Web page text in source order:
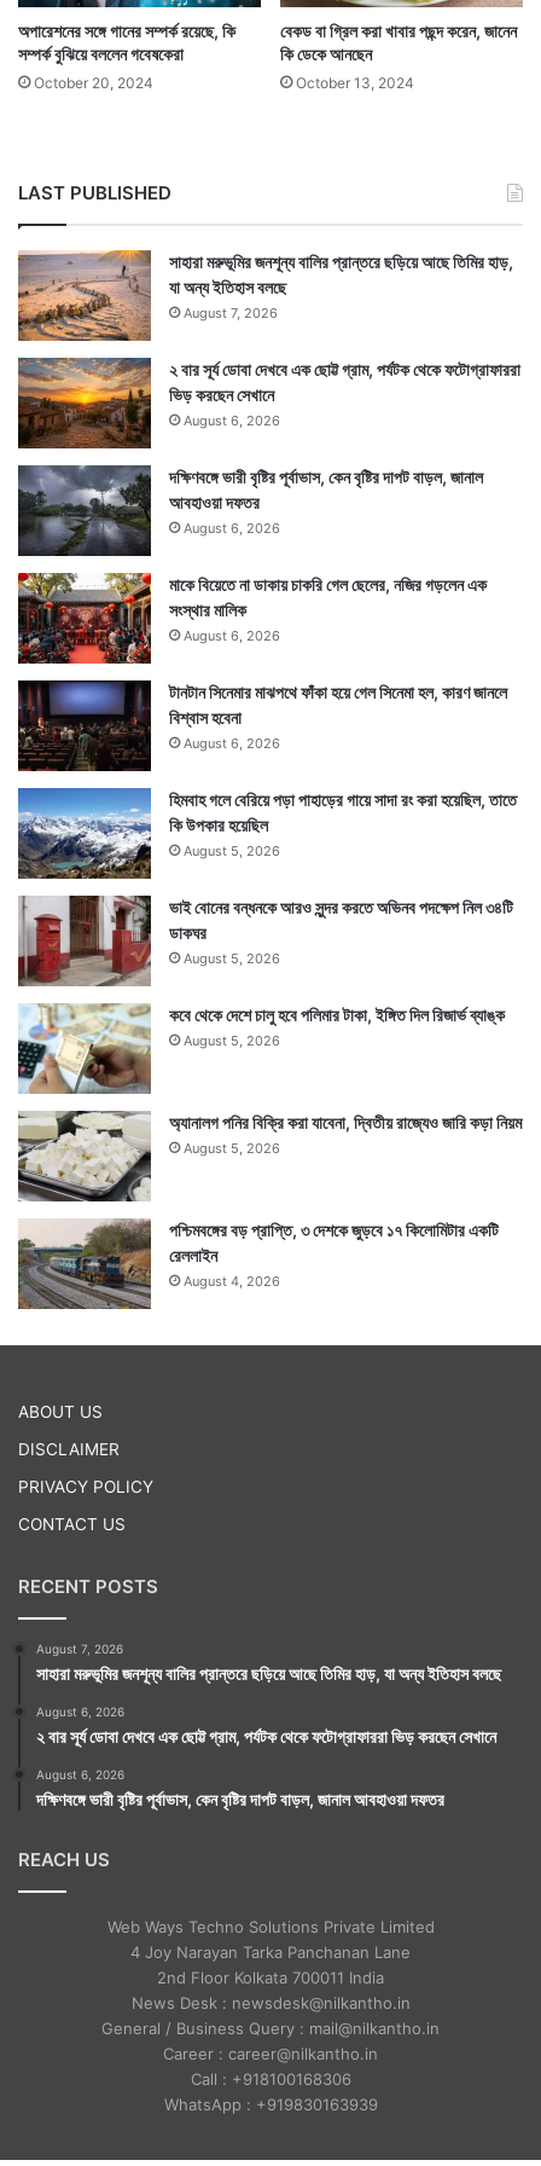
আবার সকালে ঘুম থেকে উঠে অল্প গরম জলে পাতিলেবুর রস নিংড়ে
খেলে তা রাত জুড়ে শরীরে তৈরি হওয়া টক্সিন ধুয়ে ফেলে। শরীরকে
তাজা করে। দিনের একটা সুন্দর প্রারম্ভ দেয়। লেবুর গন্ধও মন
ভাল করে দেয়। আবার ত্বকের জন্যও লেবুর রস দারুণ উপকারি।
পাতিলেবুর খোসার রস থেকে তৈরি হয় লেমন এসেনশিয়াল অয়েল।
এই উপাদান পা থেকে মাথা পর্যন্ত শরীরকে ঝলমলে করে তুলতে
দারুণ কার্যকরি ভূমিকা পালন করে।
আবার ৭০ শতাংশ অ্যালকোহলের সঙ্গে এই লেমন এসেনশিয়াল
অপারেশনের সঙ্গে গানের সম্পর্ক রয়েছে, কি
সম্পর্ক বুঝিয়ে বললেন গবেষকেরা
October 20, 2024
বেকড বা গ্রিল করা খাবার পছন্দ করেন, জানেন
কি ডেকে আনছেন
October 13, 2024
LAST PUBLISHED
সাহারা মরুভূমির জনশূন্য বালির প্রান্তরে ছড়িয়ে আছে তিমির হাড়,
যা অন্য ইতিহাস বলছে
August 7, 2026
২ বার সূর্য ডোবা দেখবে এক ছোট্ট গ্রাম, পর্যটক থেকে ফটোগ্রাফাররা
ভিড় করছেন সেখানে
August 6, 2026
দক্ষিণবঙ্গে ভারী বৃষ্টির পূর্বাভাস, কেন বৃষ্টির দাপট বাড়ল, জানাল
আবহাওয়া দফতর
August 6, 2026
মাকে বিয়েতে না ডাকায় চাকরি গেল ছেলের, নজির গড়লেন এক
সংস্থার মালিক
August 6, 2026
টানটান সিনেমার মাঝপথে ফাঁকা হয়ে গেল সিনেমা হল, কারণ জানলে
বিশ্বাস হবেনা
August 6, 2026
হিমবাহ গলে বেরিয়ে পড়া পাহাড়ের গায়ে সাদা রং করা হয়েছিল, তাতে
কি উপকার হয়েছিল
August 5, 2026
ভাই বোনের বন্ধনকে আরও সুন্দর করতে অভিনব পদক্ষেপ নিল ৩৪টি
ডাকঘর
August 5, 2026
কবে থেকে দেশে চালু হবে পলিমার টাকা, ইঙ্গিত দিল রিজার্ভ ব্যাঙ্ক
August 5, 2026
অ্যানালগ পনির বিক্রি করা যাবেনা, দ্বিতীয় রাজ্যেও জারি কড়া নিয়ম
August 5, 2026
পশ্চিমবঙ্গের বড় প্রাপ্তি, ৩ দেশকে জুড়বে ১৭ কিলোমিটার একটি
রেললাইন
August 4, 2026
ABOUT US
DISCLAIMER
PRIVACY POLICY
CONTACT US
RECENT POSTS
August 7, 2026
সাহারা মরুভূমির জনশূন্য বালির প্রান্তরে ছড়িয়ে আছে তিমির হাড়, যা অন্য ইতিহাস বলছে
August 6, 2026
২ বার সূর্য ডোবা দেখবে এক ছোট্ট গ্রাম, পর্যটক থেকে ফটোগ্রাফাররা ভিড় করছেন সেখানে
August 6, 2026
দক্ষিণবঙ্গে ভারী বৃষ্টির পূর্বাভাস, কেন বৃষ্টির দাপট বাড়ল, জানাল আবহাওয়া দফতর
REACH US
Web Ways Techno Solutions Private Limited
4 Joy Narayan Tarka Panchanan Lane
2nd Floor Kolkata 700011 India
News Desk : newsdesk@nilkantho.in
General / Business Query : mail@nilkantho.in
Career : career@nilkantho.in
Call : +918100168306
WhatsApp : +919830163939